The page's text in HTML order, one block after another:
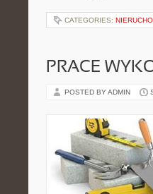
CATEGORIES:
PRACE
POSTED BY ADMIN